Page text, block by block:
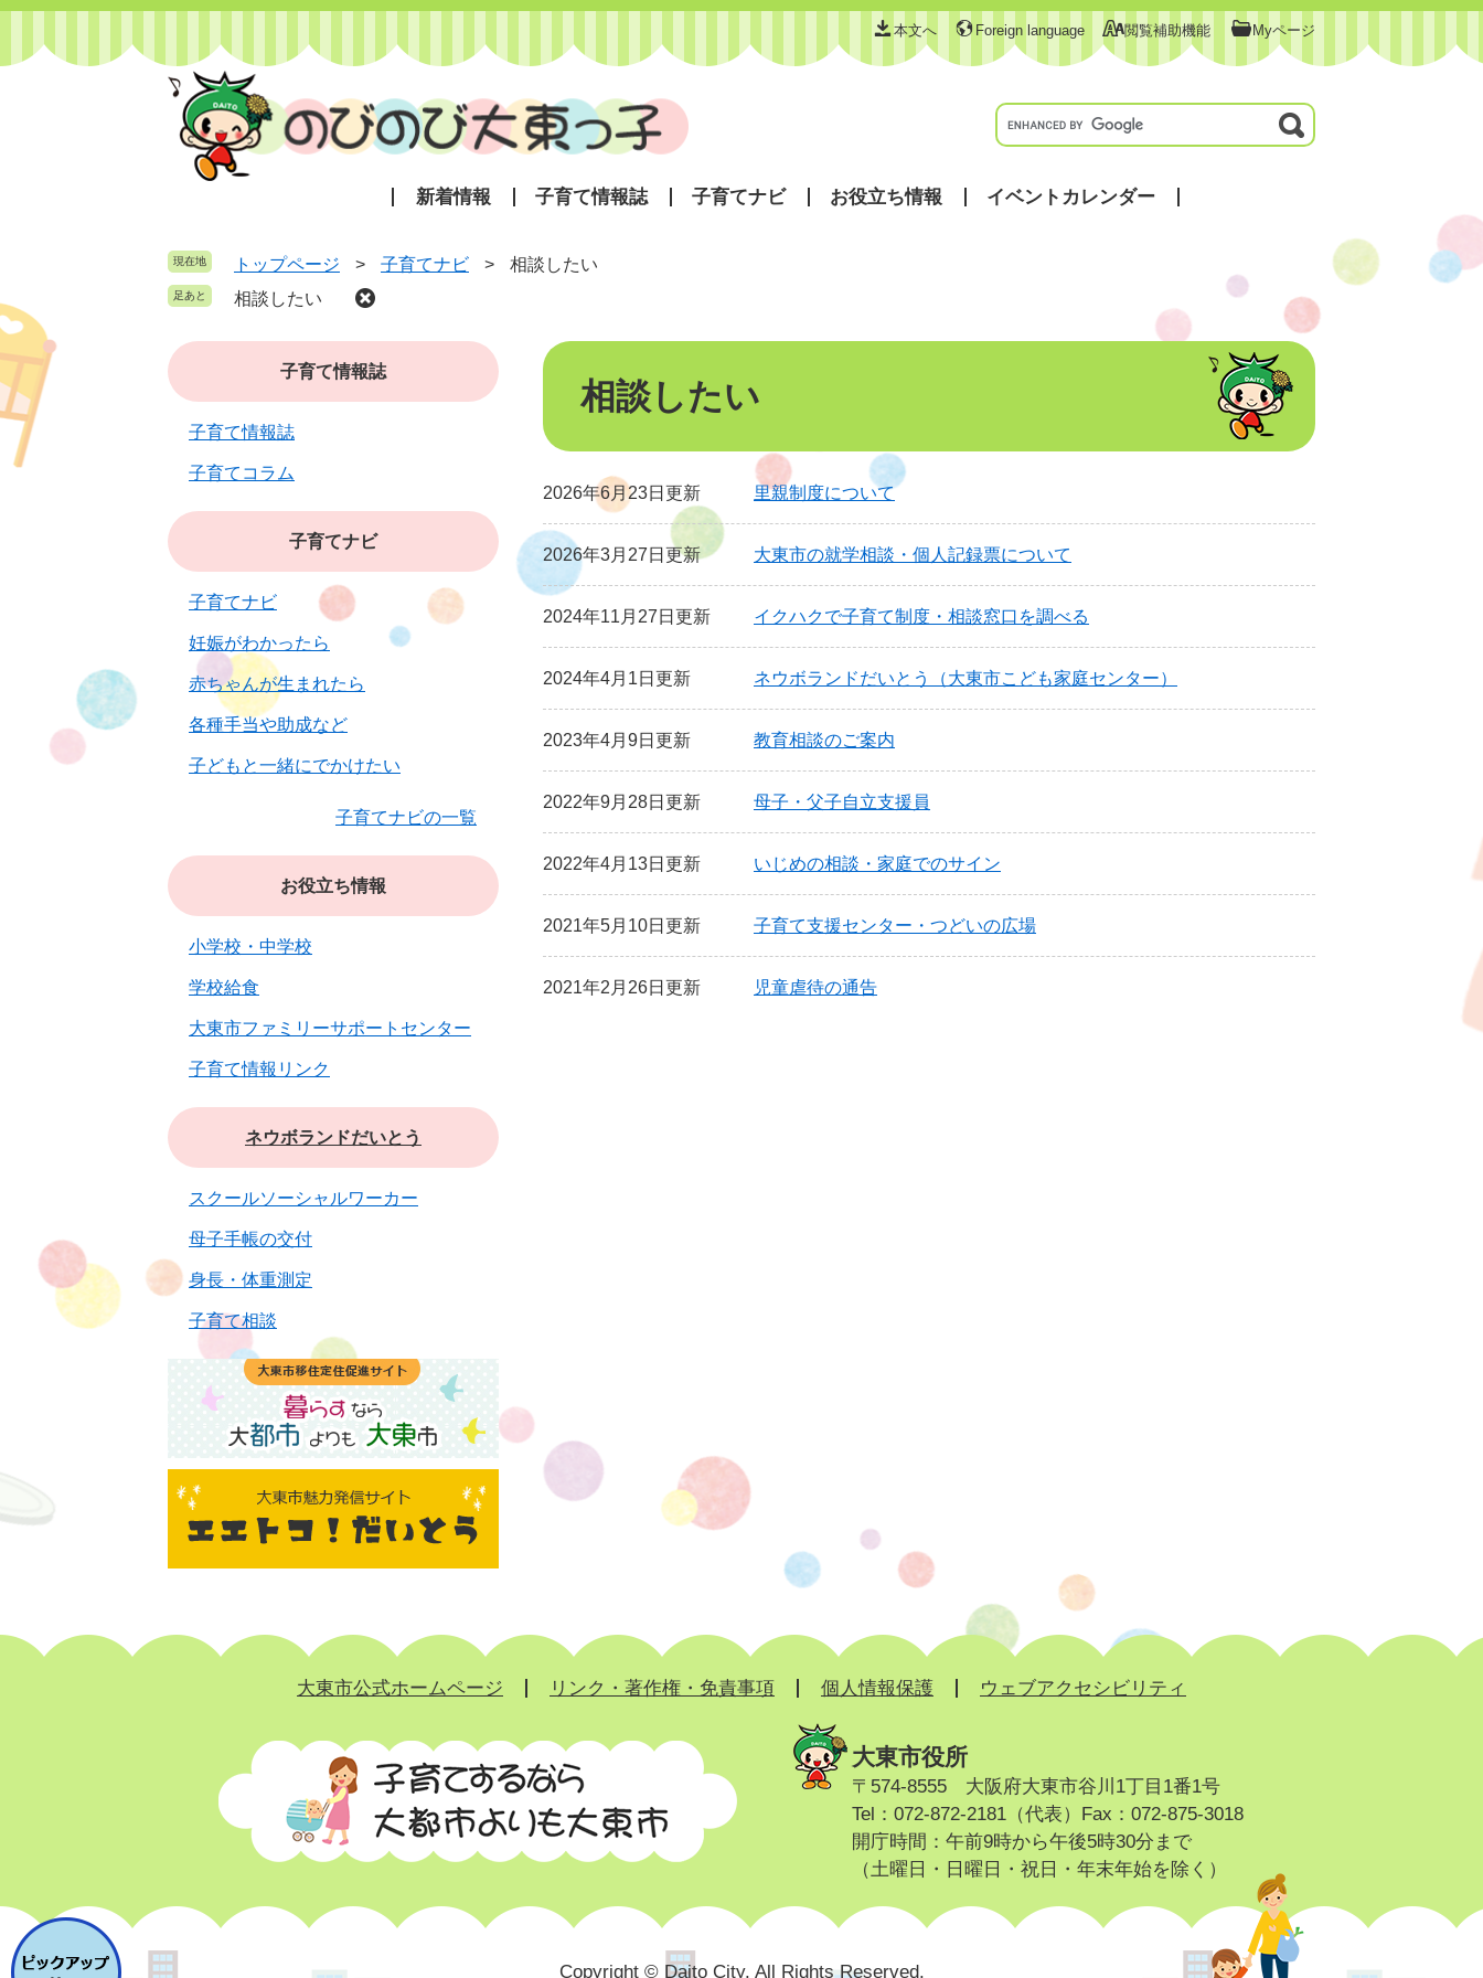
ペ
ジ
メ
ュ
へ
本文へ Foreign language 閲覧補助機能 Myページ
新着情報 子育て情報誌 子育てナビ お役立ち情報 イベントカレンダー
現在地 トップページ > 子育てナビ >
相談したい
相談したい
本
相談したい
2026年6月23日更新 里親制度について
2026年3月27日更新 大東市の就学相談・個人記録票について
2024年11月27日更新 イクハクで子育て制度・相談窓口を調べる
2024年4月1日更新 ネウボランドだいとう（大東市こども家庭センター）
2023年4月9日更新 教育相談のご案内
2022年9月28日更新 母子・父子自立支援員
2022年4月13日更新 いじめの相談・家庭でのサイン
2021年5月10日更新 子育て支援センター・つどいの広場
2021年2月26日更新 児童虐待の通告
子育て情報誌
子育て情報誌
子育てコラム
子育てナビ
子育てナビ
妊娠がわかったら
赤ちゃんが生まれたら
各種手当や助成など
子どもと一緒にでかけたい
子育てナビの一覧
お役立ち情報
小学校・中学校
学校給食
大東市ファミリーサポートセンター
子育て情報リンク
ネウボランドだいとう
スクールソーシャルワーカー
母子手帳の交付
身長・体重測定
子育て相談
大東市公式ホームページ リンク・著作権・免責事項 個人情報保護 ウェブアクセシビリティ
大東市役所
〒574-8555 大阪府大東市谷川1丁目1番1号
Tel：072-872-2181（代表） Fax：072-875-3018
開庁時間：午前9時から午後5時30分まで
（土曜日・日曜日・祝日・年末年始を除く）
Copyright © Daito City. All Rights Reserved.